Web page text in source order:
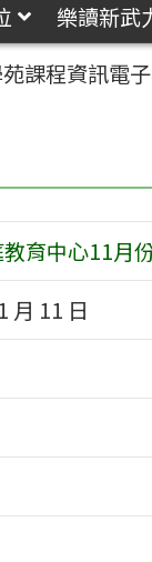
樂讀新武
課程資訊電
育中心11月
月 11 日